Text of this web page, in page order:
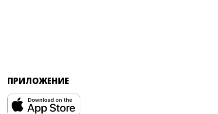
ПРИЛОЖЕНИЕ